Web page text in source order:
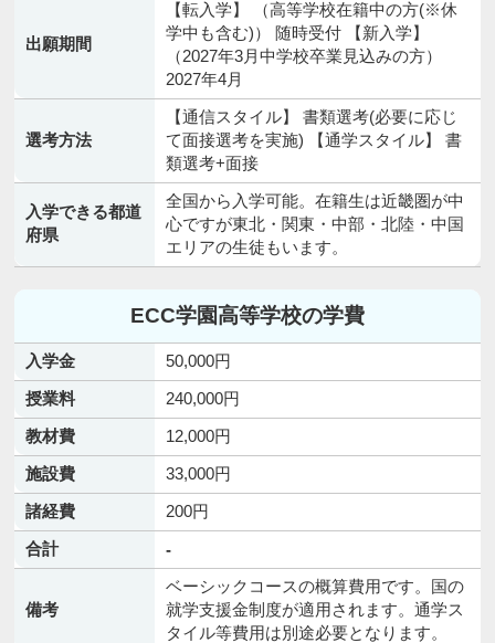
出願期間
【転入学】 （高等学校在籍中の方(※休
学中も含む)） 随時受付 【新入学】
（2027年3月中学校卒業見込みの方）
2027年4月
選考方法
【通信スタイル】 書類選考(必要に応じ
て面接選考を実施) 【通学スタイル】 書
類選考+面接
入学できる都道
府県
全国から入学可能。在籍生は近畿圏が中
心ですが東北・関東・中部・北陸・中国
エリアの生徒もいます。
ECC学園高等学校の学費
入学金
50,000円
授業料
240,000円
教材費
12,000円
施設費
33,000円
諸経費
200円
合計
-
備考
ベーシックコースの概算費用です。国の
就学支援金制度が適用されます。通学ス
タイル等費用は別途必要となります。